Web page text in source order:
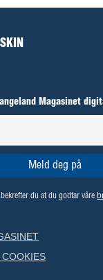
Magasinet
du at du godtar våre